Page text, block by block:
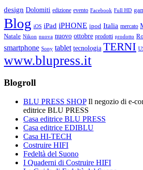
design Dolomiti edizione evento Facebook Full HD
Blog iOS iPad iPHONE ipod Italia mercato
Natale Nikon nuova nuovo ottobre prodotti prodotto
smartphone Sony tablet tecnologia TERNI
www.blupress.it
Blogroll
BLU PRESS SHOPIl negozio di e-
editrice BLU PRESS
Casa editrice BLU PRESS
Casa editrice EDIBLU
Casa HI-TECH
Costruire HIFI
Fedeltà del Suono
I Quaderni di Costruire HIFI